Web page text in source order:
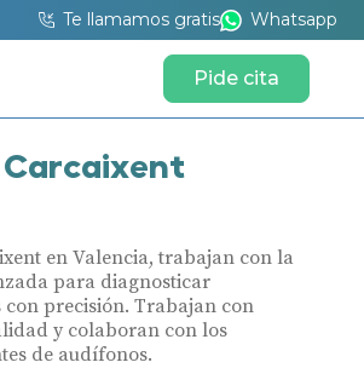
Te llamamos gratis Whatsapp
Pide cita
en Valencia, trabajan con la
para diagnosticar
precisión. Trabajan con
y colaboran con los
de audífonos.